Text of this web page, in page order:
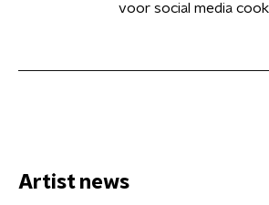
voor social media
Artist news